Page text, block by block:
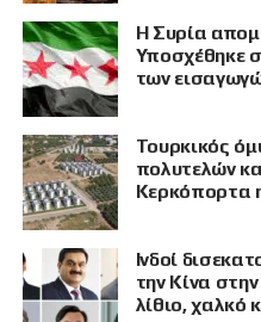
Η Συρία
Υποσχέθηκε
των
Τουρκικός
πολυτελών
Κερκόπορτα
Ινδοί
την Κίνα
λίθιο, χαλκό